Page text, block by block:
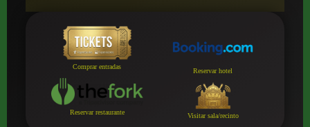
Comprar entradas
Reservar hotel
Reservar restaurante Visitar sala/recinto